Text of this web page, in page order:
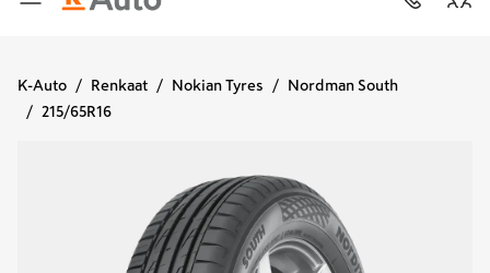
K-Auto Renkaat Nokian Tyres
Nordman South
215/65R16